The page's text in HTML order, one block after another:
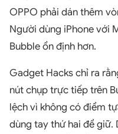
OPPO phải dán thêm
Người dùng iPhone với
Bubble ổn định hơn.
Gadget Hacks chỉ ra
nút chụp trực tiếp trên
lệch vì không có điểm
dùng tay thứ hai để giữ.